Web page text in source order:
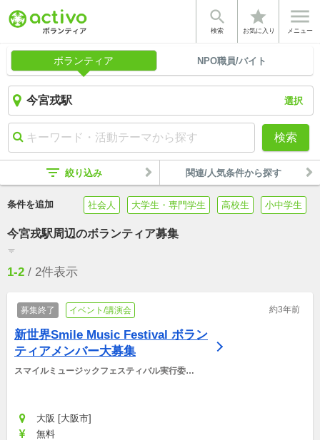

検索
star
お気に入り

メニュー
ボランティア NPO職員/バイト
選択
検索
filter_list 絞り込み 関連/人気条件から探す
条件を追加 社会人 大学生・専門学生 高校生 小中学生
今宮戎駅周辺のボランティア募集
filter_list
1-2 / 2件表示
募集終了 イベント/講演会 約3年前
新世界Smile Music Festival ボラン
ティアメンバー大募集
スマイルミュージックフェスティバル実行委員
大阪 [大阪市]
無料